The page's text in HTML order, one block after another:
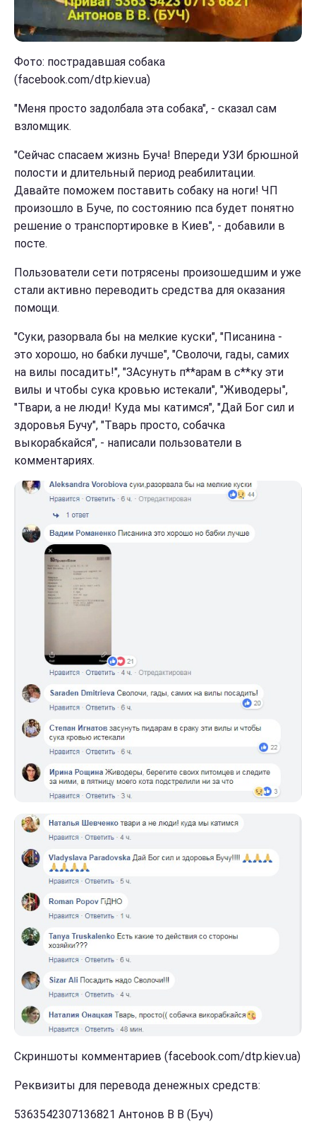
Фото: пострадавшая собака
(facebook.com/dtp.kiev.ua)
"Меня просто задолбала эта собака", - сказал сам
взломщик.
"Сейчас спасаем жизнь Буча! Впереди УЗИ брюшной
полости и длительный период реабилитации.
Давайте поможем поставить собаку на ноги! ЧП
произошло в Буче, по состоянию пса будет понятно
решение о транспортировке в Киев", - добавили в
посте.
Пользователи сети потрясены произошедшим и уже
стали активно переводить средства для оказания
помощи.
"Суки, разорвала бы на мелкие куски", "Писанина -
это хорошо, но бабки лучше", "Сволочи, гады, самих
на вилы посадить!", "ЗАсунуть п**арам в с**ку эти
вилы и чтобы сука кровью истекали", "Живодеры",
"Твари, а не люди! Куда мы катимся", "Дай Бог сил и
здоровья Бучу", "Тварь просто, собачка
выкорабкайся", - написали пользователи в
комментариях.
Скриншоты комментариев (facebook.com/dtp.kiev.ua)
Реквизиты для перевода денежных средств:
5363542307136821 Антонов В В (Буч)